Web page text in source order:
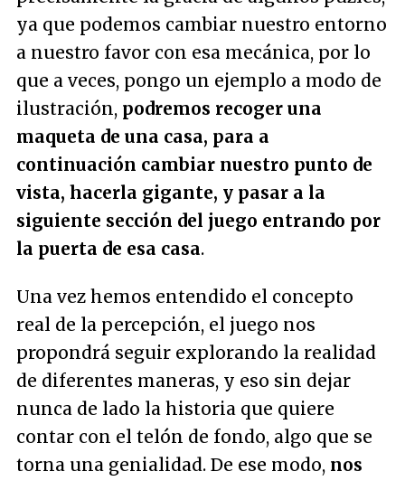
ya que podemos cambiar nuestro entorno
a nuestro favor con esa mecánica, por lo
que a veces, pongo un ejemplo a modo de
ilustración, podremos recoger una
maqueta de una casa, para a
continuación cambiar nuestro punto de
vista, hacerla gigante, y pasar a la
siguiente sección del juego entrando por
la puerta de esa casa.
Una vez hemos entendido el concepto
real de la percepción, el juego nos
propondrá seguir explorando la realidad
de diferentes maneras, y eso sin dejar
nunca de lado la historia que quiere
contar con el telón de fondo, algo que se
torna una genialidad. De ese modo, nos